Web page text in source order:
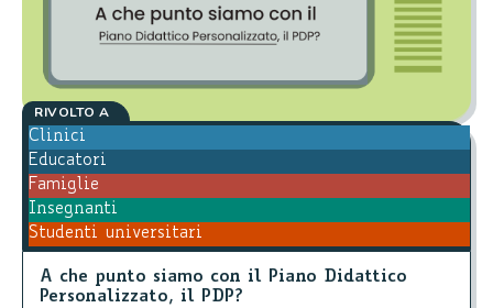
RIVOLTO A
Clinici
Educatori
Famiglie
Insegnanti
Studenti universitari
A che punto siamo con il Piano Didattico
Personalizzato, il PDP?